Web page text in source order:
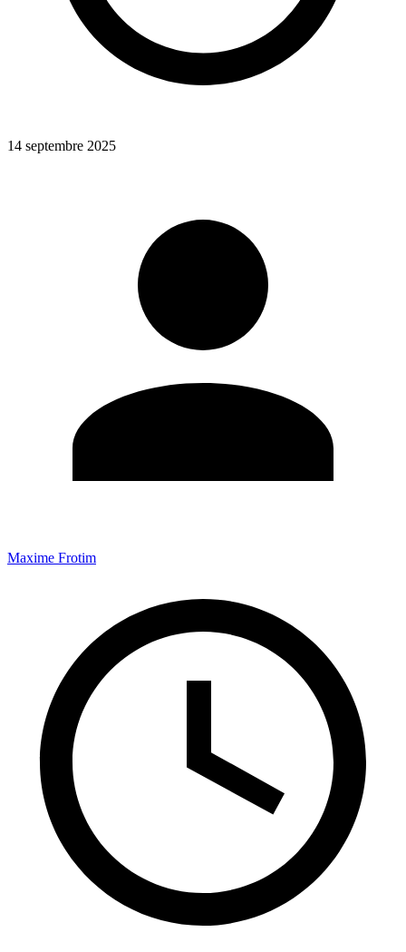
14 septembre 2025
Maxime Frotim